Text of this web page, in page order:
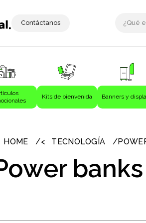
Contáctanos
Kits de bienvenida Banners y
HOME TECNOLOGÍA
banks